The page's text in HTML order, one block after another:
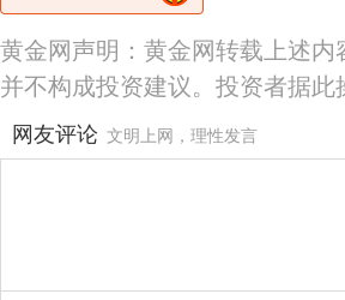
黄金网声明：黄金网转载上述
并不构成投资建议。投资者据此
网友评论 文明上网，理性发言